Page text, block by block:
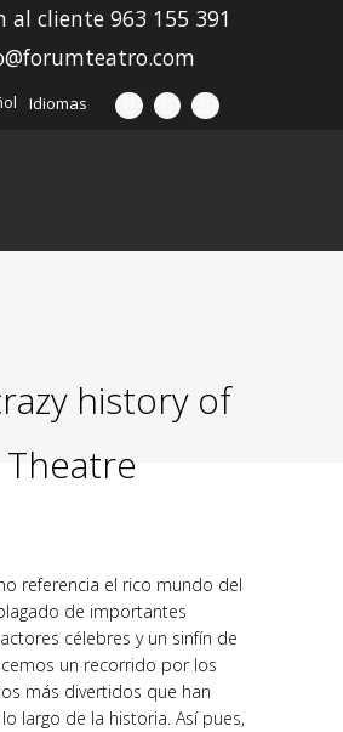
al cliente 963 155 391
Idiomas
history of
Theatre
referencia el rico mundo del
de importantes
célebres y un sinfín de
un recorrido por los
más divertidos que han
largo de la historia. Así pues,